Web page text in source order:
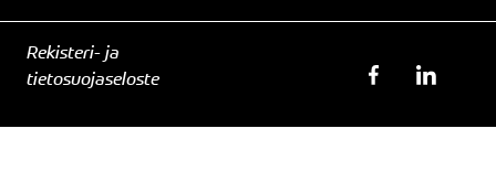
Rekisteri- ja
tietosuojaseloste